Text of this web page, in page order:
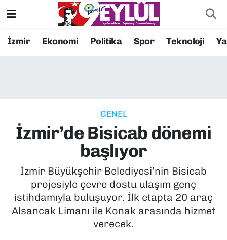
İzmir Ekonomi Politika Spor Teknoloji
GENEL
İzmir’de Bisicab dönemi
başlıyor
İzmir Büyükşehir Belediyesi’nin Bisicab
projesiyle çevre dostu ulaşım genç
istihdamıyla buluşuyor. İlk etapta 20 araç
Alsancak Limanı ile Konak arasında hizmet
verecek.
Resmi İlanlar
EKONOMİ
KÜLTÜR SANAT
MAGAZİN
Konak Nöbetçi Eczaneler
Süper Lig Puan Durumu ve Fikstür
Tüm Manşetler
Son Dakika Haberleri
Haber Arşivi